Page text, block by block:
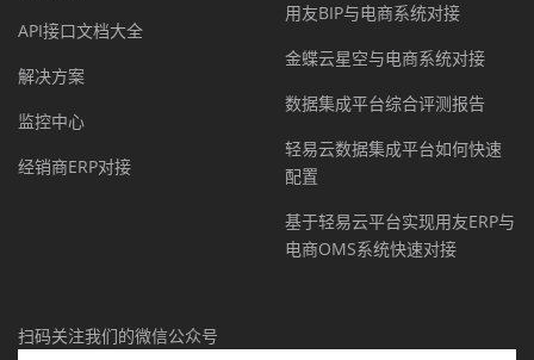
API接口文档大全
解决方案
监控中心
经销商ERP对接
用友BIP与电商系统对接
金蝶云星空与电商系统对接
数据集成平台综合评测报告
轻易云数据集成平台如何快速
配置
基于轻易云平台实现用友ERP与
电商OMS系统快速对接
扫码关注我们的微信公众号